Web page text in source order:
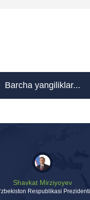
Barcha yangiliklar...
Shavkat Mirziyoyev
Respublikasi Prezidenti